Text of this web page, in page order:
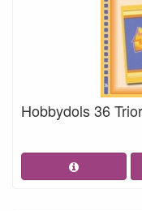
Hobbydols 36